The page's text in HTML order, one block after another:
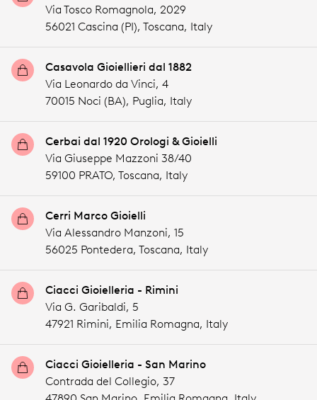
Via Tosco Romagnola, 2029
56021 Cascina (PI), Toscana, Italy
Casavola Gioiellieri dal 1882
Via Leonardo da Vinci, 4
70015 Noci (BA), Puglia, Italy
Cerbai dal 1920 Orologi & Gioielli
Via Giuseppe Mazzoni 38/40
59100 PRATO, Toscana, Italy
Cerri Marco Gioielli
Via Alessandro Manzoni, 15
56025 Pontedera, Toscana, Italy
Ciacci Gioielleria - Rimini
Via G. Garibaldi, 5
47921 Rimini, Emilia Romagna, Italy
Ciacci Gioielleria - San Marino
Contrada del Collegio, 37